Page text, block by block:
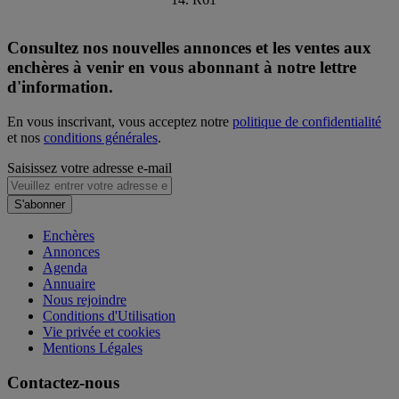
Consultez nos nouvelles annonces et les ventes aux
enchères à venir en vous abonnant à notre lettre
d'information.
En vous inscrivant, vous acceptez notre politique de confidentialité
et nos conditions générales.
Saisissez votre adresse e-mail
S'abonner
Enchères
Annonces
Agenda
Annuaire
Nous rejoindre
Conditions d'Utilisation
Vie privée et cookies
Mentions Légales
Contactez-nous